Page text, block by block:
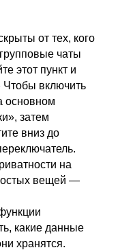
от тех, кого
чаты
этот пункт и
Чтобы включить
основном
затем
вниз до
на
вещей —
какие данные
хранятся.